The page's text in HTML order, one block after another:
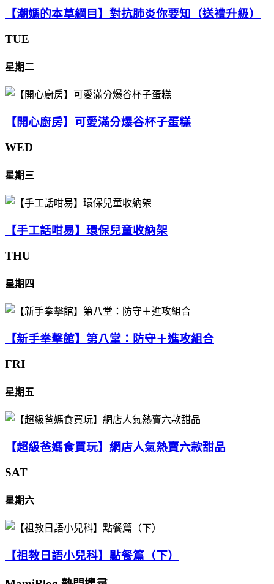
【潮媽的本草綱目】對抗肺炎你要知（送禮升級）
TUE
星期二
【開心廚房】可愛滿分爆谷杯子蛋糕
WED
星期三
【手工話咁易】環保兒童收納架
THU
星期四
【新手拳擊館】第八堂：防守＋進攻組合
FRI
星期五
【超級爸媽食買玩】網店人氣熱賣六款甜品
SAT
星期六
【祖教日語小兒科】點餐篇（下）